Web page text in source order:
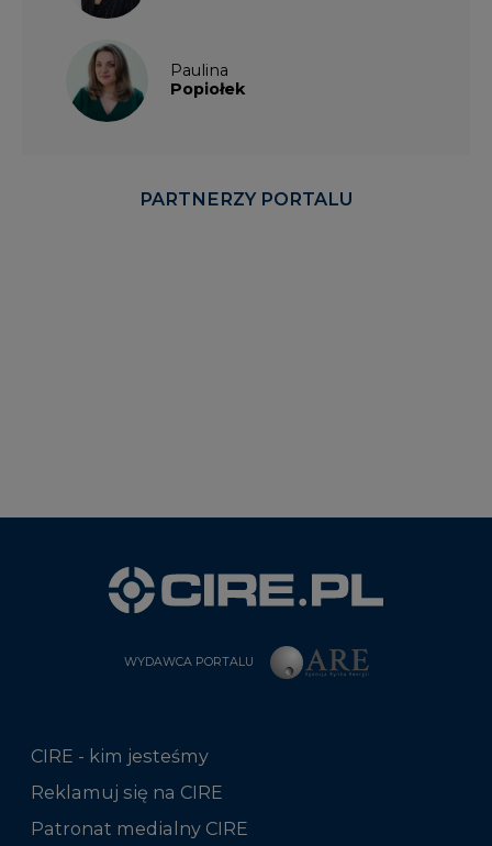
Paulina
Popiołek
PARTNERZY PORTALU
WYDAWCA PORTALU
CIRE - kim jesteśmy
Reklamuj się na CIRE
Patronat medialny CIRE